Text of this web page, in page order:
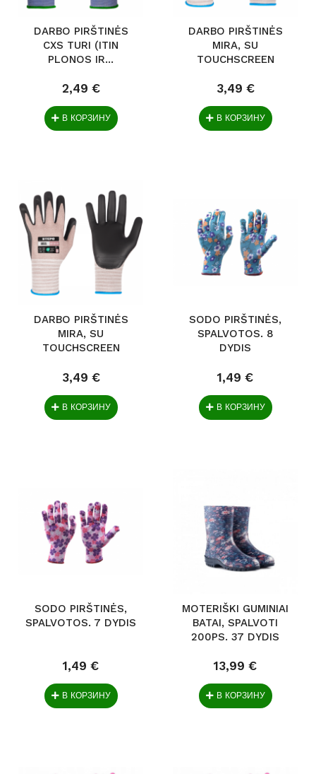
DARBO PIRŠTINĖS
CXS TURI (ITIN
PLONOS IR...
2,49 €
В КОРЗИНУ
DARBO PIRŠTINĖS
MIRA, SU
TOUCHSCREEN
3,49 €
В КОРЗИНУ
DARBO PIRŠTINĖS
MIRA, SU
TOUCHSCREEN
3,49 €
В КОРЗИНУ
SODO PIRŠTINĖS,
SPALVOTOS. 8
DYDIS
1,49 €
В КОРЗИНУ
SODO PIRŠTINĖS,
SPALVOTOS. 7 DYDIS
1,49 €
В КОРЗИНУ
MOTERIŠKI GUMINIAI
BATAI, SPALVOTI
200PS. 37 DYDIS
13,99 €
В КОРЗИНУ